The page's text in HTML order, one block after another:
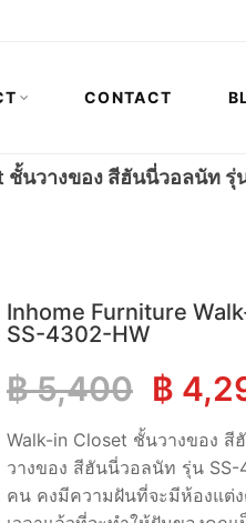
CONTACT
นวางของ สีฮันนี่วอลนัท
Inhome Furniture
SS-4302-HW
฿5,400
price
was:
฿
Walk-in Closet ชั้นวางของ
วางของ สีฮันนี่วอลนัท รุ่น SS-
คน คงมีความฝันที่จะมีห้องแต่